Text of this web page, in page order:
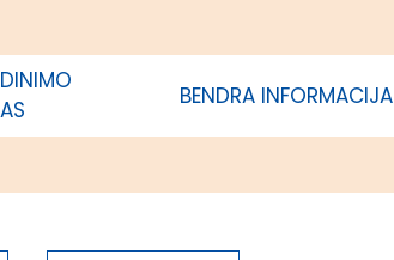
BENDRA INFORMACIJA